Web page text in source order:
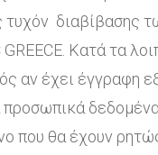
διαβίβασης
Κατά τα
αν έχει έγγραφη
προσωπικά
που θα έχουν